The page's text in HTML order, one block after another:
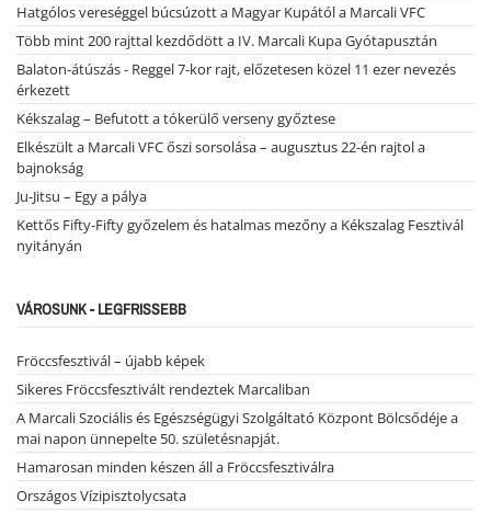
Hatgólos vereséggel búcsúzott a Magyar Kupától a Marcali VFC
Több mint 200 rajttal kezdődött a IV. Marcali Kupa Gyótapusztán
Balaton-átúszás - Reggel 7-kor rajt, előzetesen közel 11 ezer nevezés
érkezett
Kékszalag – Befutott a tókerülő verseny győztese
Elkészült a Marcali VFC őszi sorsolása – augusztus 22-én rajtol a
bajnokság
Ju-Jitsu – Egy a pálya
Kettős Fifty-Fifty győzelem és hatalmas mezőny a Kékszalag Fesztivál
nyitányán
VÁROSUNK - LEGFRISSEBB
Fröccsfesztivál – újabb képek
Sikeres Fröccsfesztivált rendeztek Marcaliban
A Marcali Szociális és Egészségügyi Szolgáltató Központ Bölcsődéje a
mai napon ünnepelte 50. születésnapját.
Hamarosan minden készen áll a Fröccsfesztiválra
Országos Vízipisztolycsata